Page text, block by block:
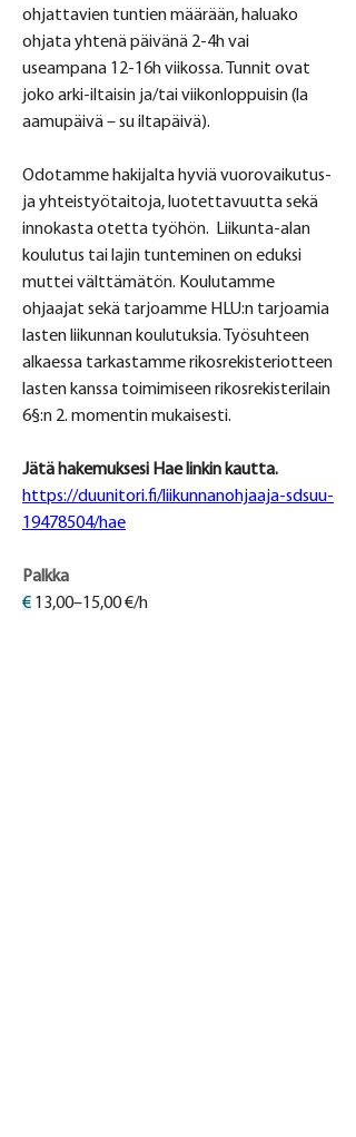
ohjattavien tuntien määrään, haluako
ohjata yhtenä päivänä 2-4h vai
useampana 12-16h viikossa. Tunnit ovat
joko arki-iltaisin ja/tai viikonloppuisin (la
aamupäivä – su iltapäivä).
Odotamme hakijalta hyviä vuorovaikutus-
ja yhteistyötaitoja, luotettavuutta sekä
innokasta otetta työhön.  Liikunta-alan
koulutus tai lajin tunteminen on eduksi
muttei välttämätön. Koulutamme
ohjaajat sekä tarjoamme HLU:n tarjoamia
lasten liikunnan koulutuksia. Työsuhteen
alkaessa tarkastamme rikosrekisteriotteen
lasten kanssa toimimiseen rikosrekisterilain
6§:n 2. momentin mukaisesti.
Jätä hakemuksesi Hae linkin kautta.
https://duunitori.fi/liikunnanohjaaja-sdsuu-
19478504/hae
Palkka
€ 13,00–15,00 €/h